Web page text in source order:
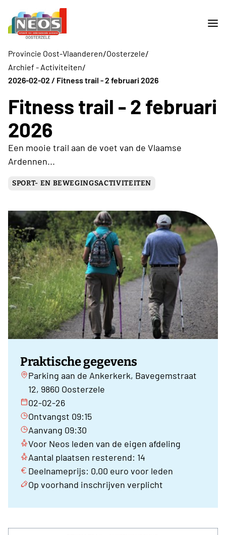
Provincie Oost-Vlaanderen/Oosterzele/
Archief - Activiteiten/
2026-02-02 / Fitness trail - 2 februari 2026
Fitness trail - 2 februari
2026
Een mooie trail aan de voet van de Vlaamse
Ardennen...
SPORT- EN BEWEGINGSACTIVITEITEN
Praktische gegevens
Parking aan de Ankerkerk, Bavegemstraat
12, 9860 Oosterzele
02-02-26
Ontvangst 09:15
Aanvang 09:30
Voor Neos leden van de eigen afdeling
Aantal plaatsen resterend: 14
Deelnameprijs: 0,00 euro voor leden
Op voorhand inschrijven verplicht